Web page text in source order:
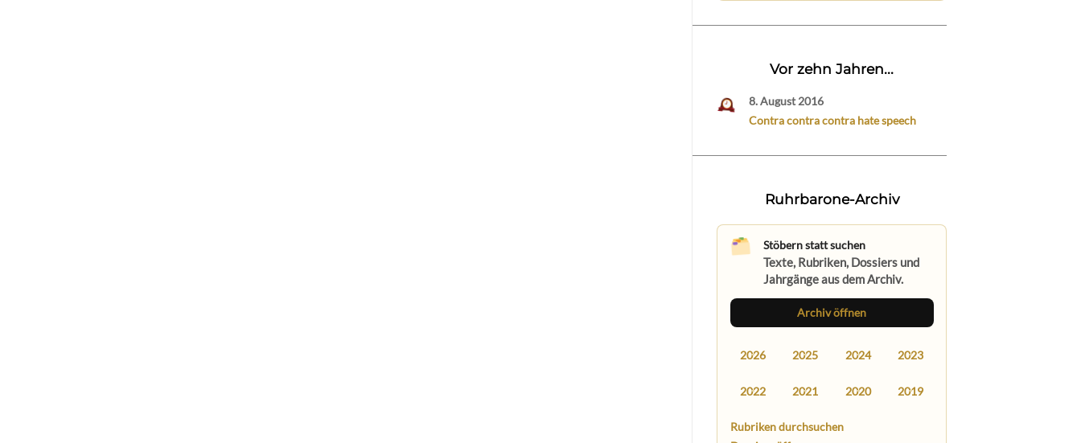
Vor zehn Jahren...
8. August 2016
Contra contra contra hate speech
Ruhrbarone-Archiv
Stöbern statt suchen
Texte, Rubriken, Dossiers und
Jahrgänge aus dem Archiv.
Archiv öffnen
2026 2025 2024 2023
2022 2021 2020 2019
Rubriken durchsuchen